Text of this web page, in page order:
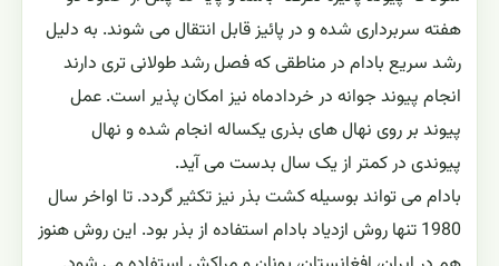
هفته سربرداری شده و در پائیز قابل انتقال می شوند. به دلیل
رشد سریع بادام در مناطقی که فصل رشد طولانی تری دارند
انجام پیوند جوانه در خردادماه نیز امکان پذیر است. عمل
پیوند بر روی نهال های بذری یکساله انجام شده و نهال
پیوندی در کمتر از یک سال بدست می آید.
بادام می تواند بوسیله کشت بذر نیز تکثیر گردد. تا اواخر سال
1980 تنها روش ازدیاد بادام استفاده از بذر بود. این روش هنوز